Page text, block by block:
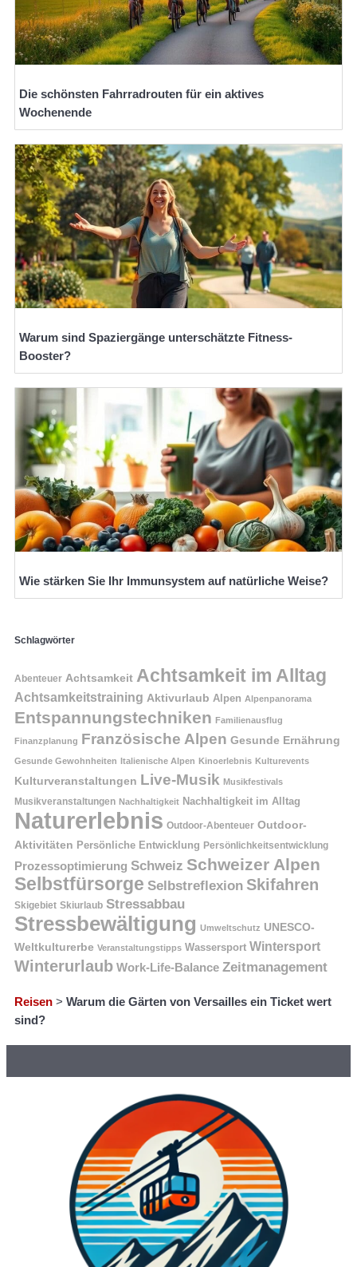
Die schönsten Fahrradrouten für ein aktives
Wochenende
Warum sind Spaziergänge unterschätzte Fitness-
Booster?
Wie stärken Sie Ihr Immunsystem auf natürliche Weise?
Schlagwörter
Abenteuer Achtsamkeit Achtsamkeit im Alltag
Achtsamkeitstraining Aktivurlaub Alpen Alpenpanorama
Entspannungstechniken Familienausflug
Finanzplanung Französische Alpen Gesunde Ernährung
Gesunde Gewohnheiten Italienische Alpen Kinoerlebnis Kulturevents
Kulturveranstaltungen Live-Musik Musikfestivals
Musikveranstaltungen Nachhaltigkeit Nachhaltigkeit im Alltag
Naturerlebnis Outdoor-Abenteuer Outdoor-
Aktivitäten Persönliche Entwicklung Persönlichkeitsentwicklung
Prozessoptimierung Schweiz Schweizer Alpen
Selbstfürsorge Selbstreflexion Skifahren
Skigebiet Skiurlaub Stressabbau
Stressbewältigung Umweltschutz UNESCO-
Weltkulturerbe Veranstaltungstipps Wassersport Wintersport
Winterurlaub Work-Life-Balance Zeitmanagement
Reisen > Warum die Gärten von Versailles ein Ticket wert
sind?